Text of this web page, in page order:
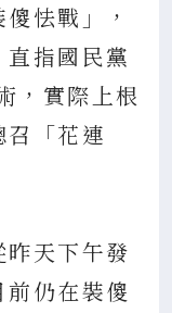
怯戰」，
指國民黨
，實際上根
「花連
天下午發
仍在裝傻